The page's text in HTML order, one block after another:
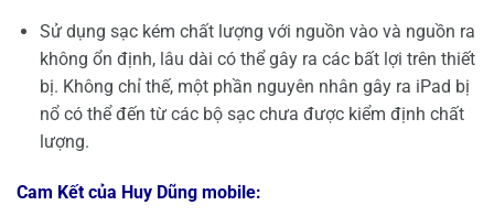
Sử dụng sạc kém chất lượng với nguồn vào và nguồn ra
không ổn định, lâu dài có thể gây ra các bất lợi trên thiết
bị. Không chỉ thế, một phần nguyên nhân gây ra iPad bị
nổ có thể đến từ các bộ sạc chưa được kiểm định chất
lượng.
Cam Kết của Huy Dũng mobile: